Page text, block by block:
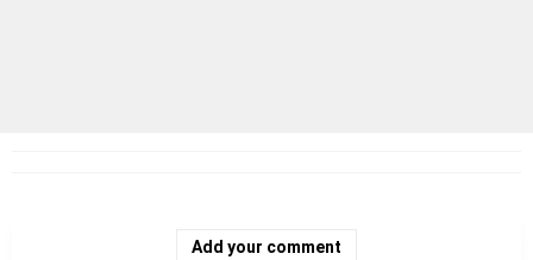
Add your comment